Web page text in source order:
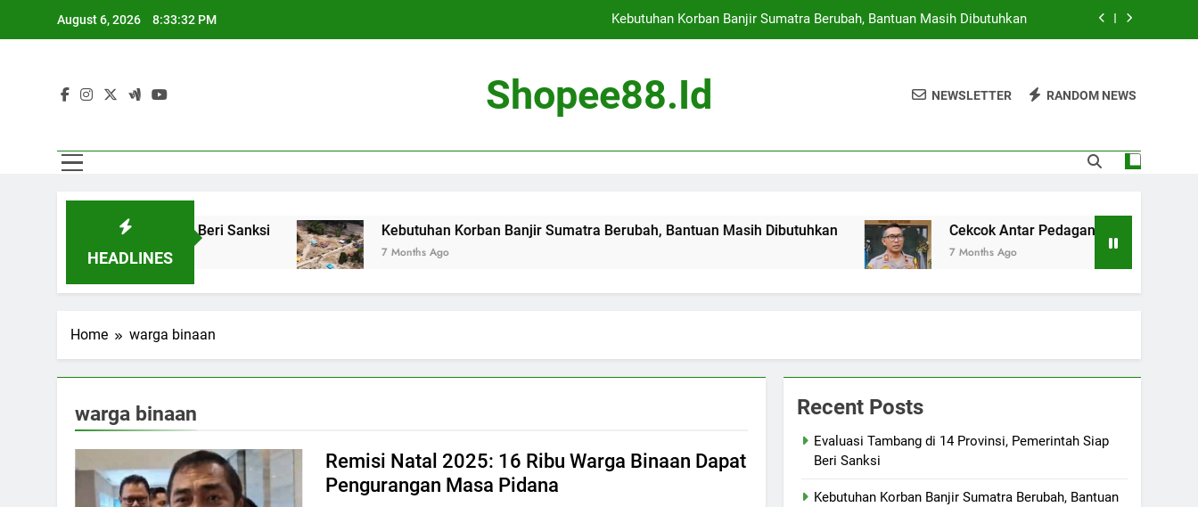
August 6, 2026 8:33:33 PM Kebutuhan Korban Banjir Sumatra Berubah, Bantuan Masih Dibutuhkan
Banjir Landa Jakarta, 23 Ruas Jalan dan 10 RT Terendam
Banjir Landa Jakarta, 23 Ruas Jalan dan 10 RT Terendam
Shopee88.id NEWSLETTER RANDOM NEWS
HEADLINES
Siap Beri Sanksi Kebutuhan Korban Banjir Sumatra Berubah, Bantuan Masih Dibutuhkan
7 Months Ago
Cekcok Antar Pedagang Cilok di Jakbar Berujung
7 Months Ago
Home warga binaan
warga binaan
Remisi Natal 2025: 16 Ribu Warga Binaan Dapat
Pengurangan Masa Pidana
Recent Posts
Evaluasi Tambang di 14 Provinsi, Pemerintah Siap
Beri Sanksi
Kebutuhan Korban Banjir Sumatra Berubah, Bantuan